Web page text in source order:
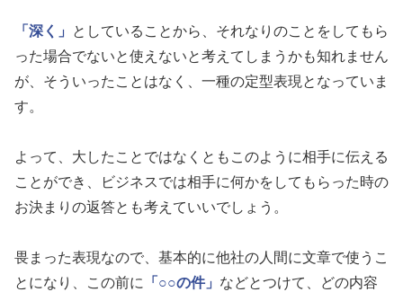
「深く」
としていることから、それなりのことをしてもら
った場合でないと使えないと考えてしまうかも知れません
が、そういったことはなく、一種の定型表現となっていま
す。
よって、大したことではなくともこのように相手に伝える
ことができ、ビジネスでは相手に何かをしてもらった時の
お決まりの返答とも考えていいでしょう。
畏まった表現なので、基本的に他社の人間に文章で使うこ
とになり、この前に
「○○の件」 などとつけて、どの内容